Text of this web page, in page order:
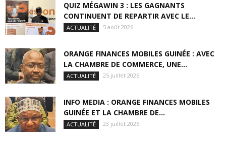
QUIZ MÉGAWIN 3 : LES GAGNANTS
CONTINUENT DE REPARTIR AVEC LE...
ACTUALITÉ 5 août 2026
ORANGE FINANCES MOBILES GUINÉE : AVEC
LA CHAMBRE DE COMMERCE, UNE...
ACTUALITÉ 25 juillet 2026
INFO MEDIA : ORANGE FINANCES MOBILES
GUINÉE ET LA CHAMBRE DE...
ACTUALITÉ 23 juillet 2026